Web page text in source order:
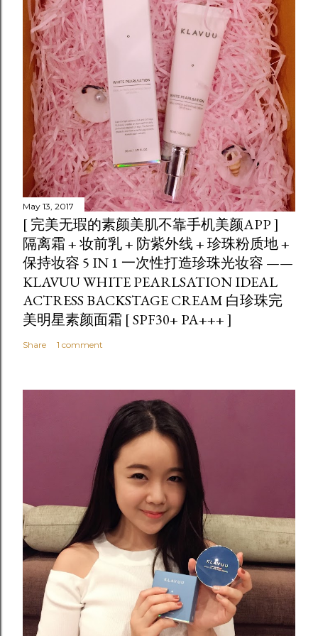
May 13, 2017
[ 完美无瑕的素颜美肌不靠手机美颜APP ]
隔离霜 + 妆前乳 + 防紫外线 + 珍珠粉质地 +
保持妆容 5 IN 1 一次性打造珍珠光妆容 ——
KLAVUU WHITE PEARLSATION IDEAL
ACTRESS BACKSTAGE CREAM 白珍珠完
美明星素颜面霜 [ SPF30+ PA+++ ]
Share 1 comment